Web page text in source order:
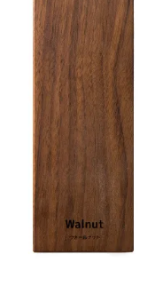
お買い物を